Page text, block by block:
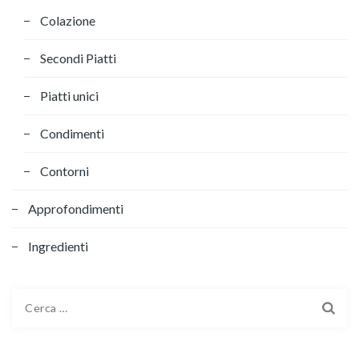
Colazione
Secondi Piatti
Piatti unici
Condimenti
Contorni
Approfondimenti
Ingredienti